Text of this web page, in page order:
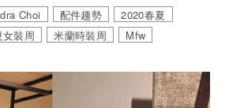
Choi 配件趨勢
2020春夏
裝周 米蘭時裝周 Mfw